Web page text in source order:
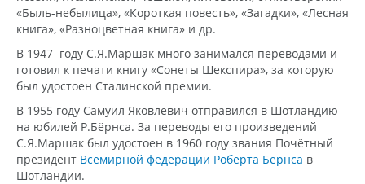
«Быль-небылица», «Короткая повесть», «Загадки», «Лесная
книга», «Разноцветная книга» и др.
В 1947 году С.Я.Маршак много занимался переводами и
готовил к печати книгу «Сонеты Шекспира», за которую
был удостоен Сталинской премии.
В 1955 году Самуил Яковлевич отправился в Шотландию
на юбилей Р.Бёрнса. За переводы его произведений
С.Я.Маршак был удостоен в 1960 году звания Почётный
президент Всемирной федерации Роберта Бёрнса в
Шотландии.